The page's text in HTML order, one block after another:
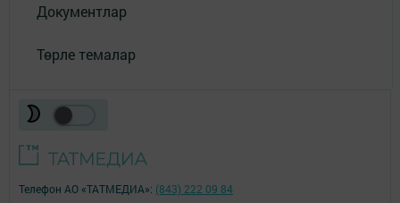
Документлар
Төрле темалар
Телефон АО «ТАТМЕДИА»: (843) 222 09 84